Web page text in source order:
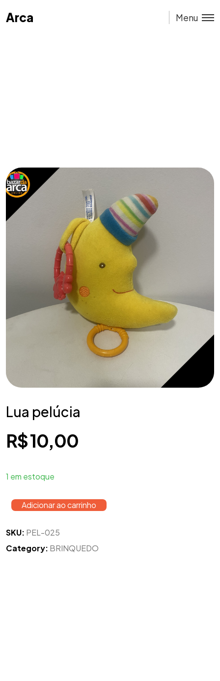
Arca
Arca Menu
Lua pelúcia
R$10,00
1 em estoque
Adicionar ao carrinho
SKU: PEL-025
Category: BRINQUEDO